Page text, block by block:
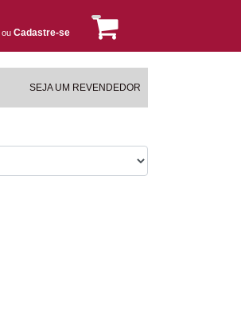
ou Cadastre-se
SEJA UM REVENDEDOR